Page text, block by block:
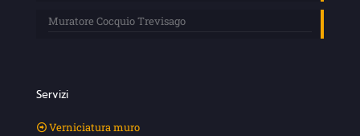
Muratore Cocquio Trevisago
Servizi
Verniciatura muro